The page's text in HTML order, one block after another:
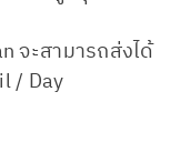
จะสามารถส่งได้
/ Day